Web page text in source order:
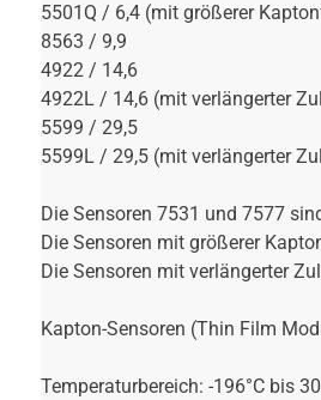
5501Q / 6,4 (mit größerer
8563 / 9,9
4922 / 14,6
4922L / 14,6 (mit verlängerter
5599 / 29,5
5599L / 29,5 (mit verlängerter
Die Sensoren 7531 und 7577
Die Sensoren mit größerer
Die Sensoren mit verlängerter
Kapton-Sensoren (Thin Film
Temperaturbereich: -196°C bis